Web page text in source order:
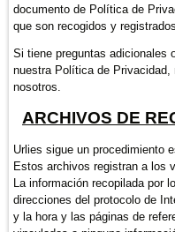
documento de Política de
que son recogidos y
Si tiene preguntas adicionales
nuestra Política de Privacidad,
nosotros.
ARCHIVOS DE
Urlies sigue un procedimiento
Estos archivos registran a los
La información recopilada por
direcciones del protocolo de
y la hora y las páginas de